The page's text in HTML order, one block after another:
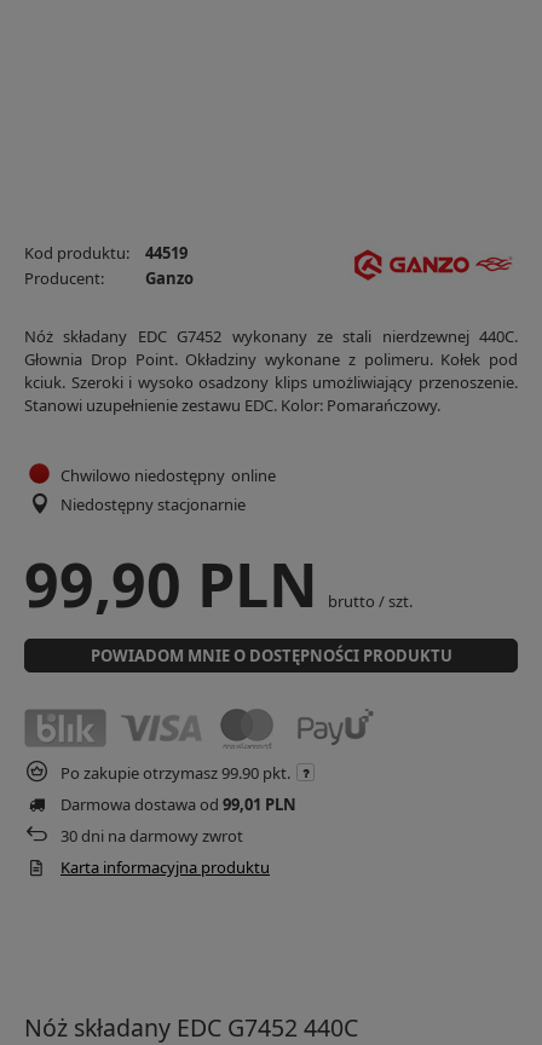
Kod produktu:
44519
Producent:
Ganzo
Nóż składany EDC G7452 wykonany ze stali nierdzewnej 440C.
Głownia Drop Point. Okładziny wykonane z polimeru. Kołek pod
kciuk. Szeroki i wysoko osadzony klips umożliwiający przenoszenie.
Stanowi uzupełnienie zestawu EDC. Kolor: Pomarańczowy.
Chwilowo niedostępny online
Niedostępny stacjonarnie
99,90 PLN brutto /szt.
POWIADOM MNIE O DOSTĘPNOŚCI PRODUKTU
Po zakupie otrzymasz99.90 pkt.
Darmowa dostawa od 99,01 PLN
30dni na darmowy zwrot
Karta informacyjna produktu
Nóż składany EDC G7452 440C